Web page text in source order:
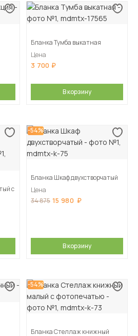
Бланка Тумба выкатная
Цена
3 700
В корзину
с
-54%
Бланка Шкаф двухстворчатый
Цена
34 875 15 980
В корзину
-54%
Бланка Стеллаж книжный